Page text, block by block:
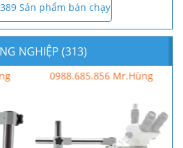
Sản phẩm bán chạy
NGHIỆP (313)
0988.685.856 Mr.Hùng